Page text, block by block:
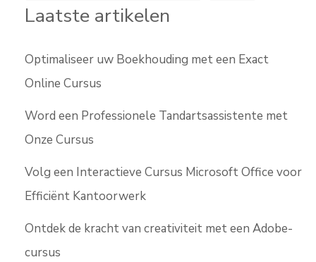
Laatste artikelen
Optimaliseer uw Boekhouding met een Exact
Online Cursus
Word een Professionele Tandartsassistente met
Onze Cursus
Volg een Interactieve Cursus Microsoft Office voor
Efficiënt Kantoorwerk
Ontdek de kracht van creativiteit met een Adobe-
cursus